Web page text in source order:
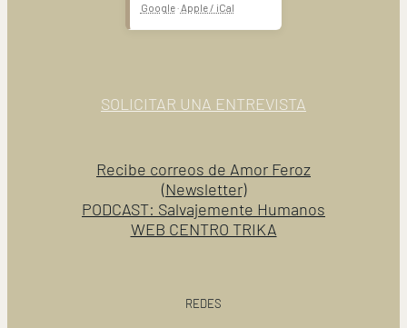
Google· Apple / iCal
SOLICITAR UNA ENTREVISTA
Recibe correos de Amor Feroz
(Newsletter)
PODCAST: Salvajemente Humanos
WEB CENTRO TRIKA
REDES